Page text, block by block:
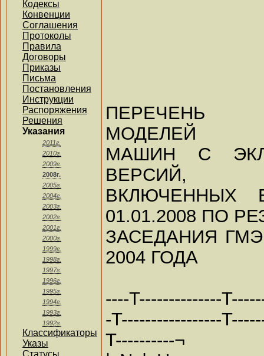
Кодексы
Конвенции
Соглашения
Протоколы
Правила
Договоры
Приказы
Письма
Постановления
Инструкции
Распоряжения
Решения
Указания
2011г.
2010г.
2009г.
2008г.
2005г.
2004г.
2003г.
2002г.
2001г.
2000г.
1999г.
1998г.
1997г.
1996г.
1995г.
1994г.
1993г.
1992г.
Классификаторы
Указы
Статусы
ПЕРЕЧЕНЬ
МОДЕЛЕЙ
МАШИН С
ВЕРСИЙ,
ВКЛЮЧЕННЫХ
01.01.2008 ПО
ЗАСЕДАНИЯ
2004 ГОДА
----T--------------
-T-----------------
T----------¬